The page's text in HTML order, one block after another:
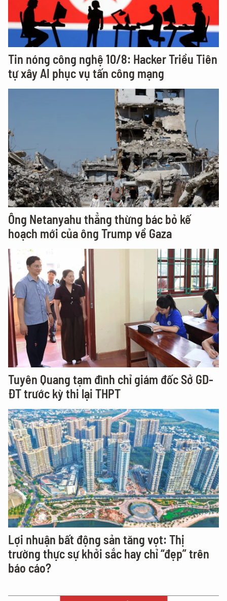
Tin nóng công nghệ 10/8: Hacker Triều Tiên
tự xây AI phục vụ tấn công mạng
Ông Netanyahu thẳng thừng bác bỏ kế
hoạch mới của ông Trump về Gaza
Tuyên Quang tạm đình chỉ giám đốc Sở GD-
ĐT trước kỳ thi lại THPT
Lợi nhuận bất động sản tăng vọt: Thị
trường thực sự khởi sắc hay chỉ “đẹp” trên
báo cáo?